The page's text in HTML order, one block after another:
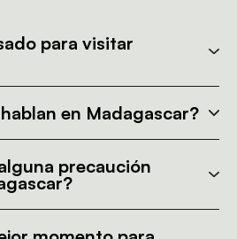
para visitar
en Madagascar?
precaución